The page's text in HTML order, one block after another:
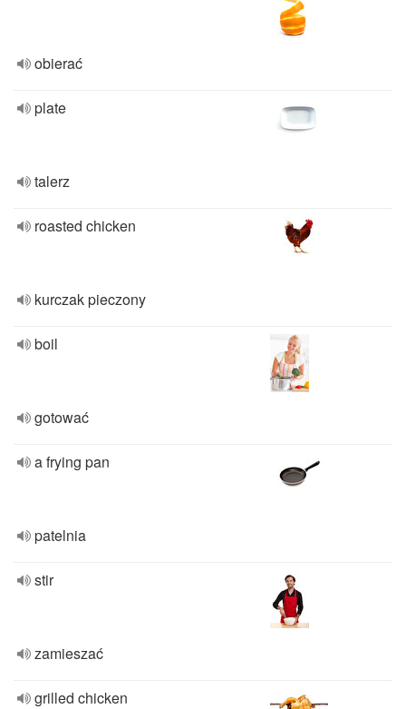
obierać
plate
talerz
roasted chicken
kurczak pieczony
boil
gotować
a frying pan
patelnia
stir
zamieszać
grilled chicken